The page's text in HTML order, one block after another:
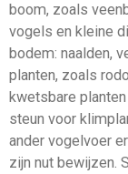
boom, zoals
vogels en kleine
bodem: naalden,
planten, zoals
kwetsbare
steun voor
ander vogelvoer
zijn nut bewijzen.